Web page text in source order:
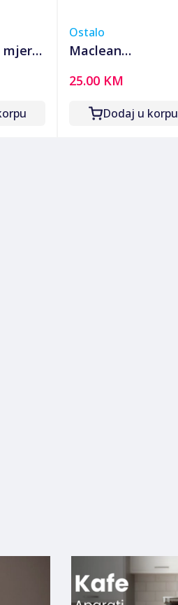
mjerni
Ostalo
Maclean
detektor napona -
MCE645
25.00 KM
Dodaj u korpu